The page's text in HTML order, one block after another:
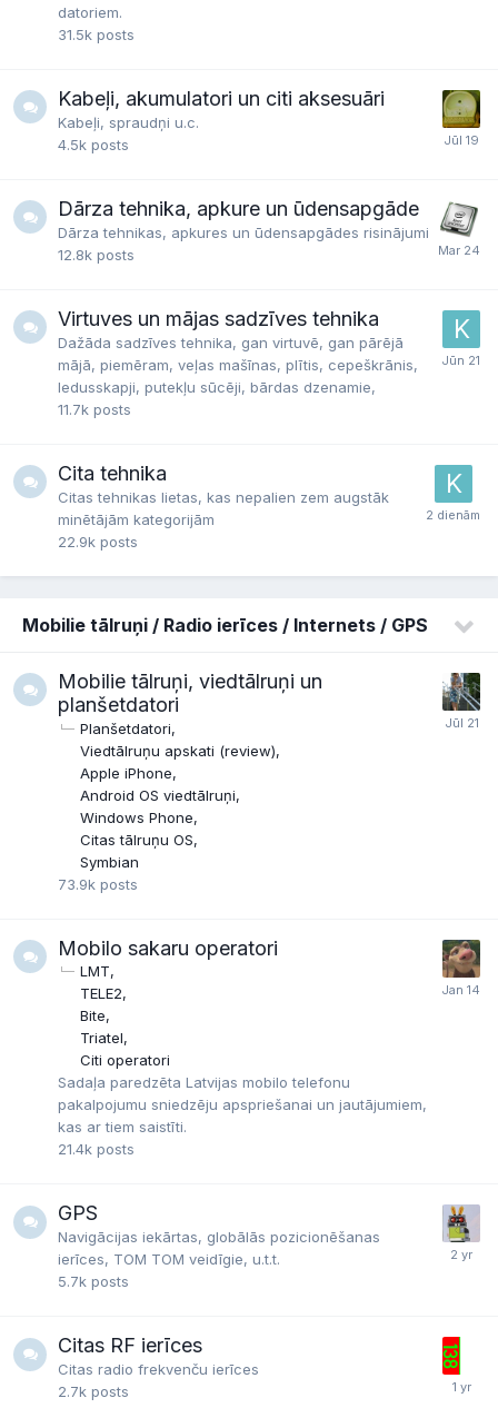
datoriem.
31.5k posts
Kabeļi, akumulatori un citi aksesuāri
Kabeļi, spraudņi u.c.
4.5k posts
Dārza tehnika, apkure un ūdensapgāde
Dārza tehnikas, apkures un ūdensapgādes risinājumi
12.8k posts
Virtuves un mājas sadzīves tehnika
Dažāda sadzīves tehnika, gan virtuvē, gan pārējā
mājā, piemēram, veļas mašīnas, plītis, cepeškrānis,
ledusskapji, putekļu sūcēji, bārdas dzenamie,
11.7k posts
Cita tehnika
Citas tehnikas lietas, kas nepalien zem augstāk
minētājām kategorijām
22.9k posts
Mobilie tālruņi / Radio ierīces / Internets / GPS
Mobilie tālruņi, viedtālruņi un
planšetdatori
Planšetdatori
Viedtālruņu apskati (review)
Apple iPhone
Android OS viedtālruņi
Windows Phone
Citas tālruņu OS
Symbian
73.9k posts
Mobilo sakaru operatori
LMT
TELE2
Bite
Triatel
Citi operatori
Sadaļa paredzēta Latvijas mobilo telefonu
pakalpojumu sniedzēju apspriešanai un jautājumiem,
kas ar tiem saistīti.
21.4k posts
GPS
Navigācijas iekārtas, globālās pozicionēšanas
ierīces, TOM TOM veidīgie, u.t.t.
5.7k posts
Citas RF ierīces
Citas radio frekvenču ierīces
2.7k posts